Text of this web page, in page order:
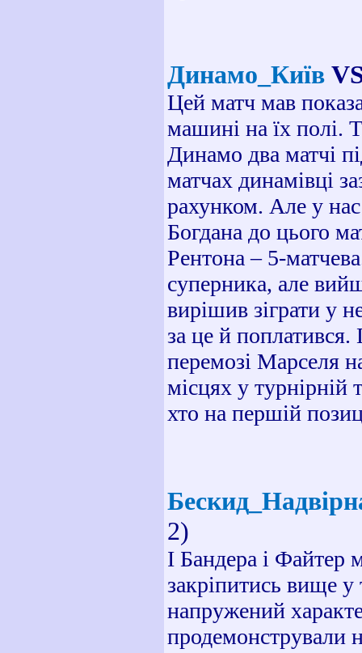
Динамо_Київ
Цей матч мав
машині на їх полі.
Динамо два матчі
матчах динамівці
рахунком. Але у
Богдана до цього
Рентона – 5-
суперника, але
вирішив зіграти у
за це й поплатився.
перемозі Марселя
місцях у турнірній
хто на першій
2)
І Бандера і Файтер
закріпитись вище у
напружений
продемонстрували